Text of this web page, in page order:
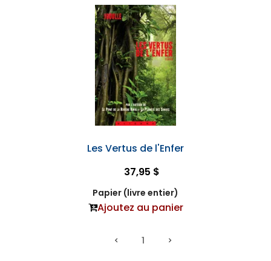
Les Vertus de l'Enfer
37,95 $
Papier (livre entier)
Ajoutez au panier
1